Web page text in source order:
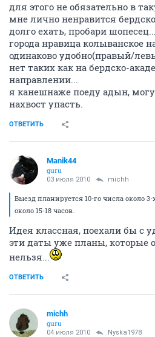
для этого не обязательно в
мне лично ненравится
долго ехать, пробари
города нравица колыванское
одинаково удобно(правый/
нет таких как на бердско-
направлении...
я канешнаже поеду адын,
нахвост упасть.
ОТВЕТИТЬ
Manik44
guru
03 июля 2010 michh
Выезд планируется 10-го числа около
около 15-18 часов.
Идея классная, поехали бы с
эти даты уже планы, которые
нельзя...
ОТВЕТИТЬ
michh
guru
04 июля 2010 Nyska1978